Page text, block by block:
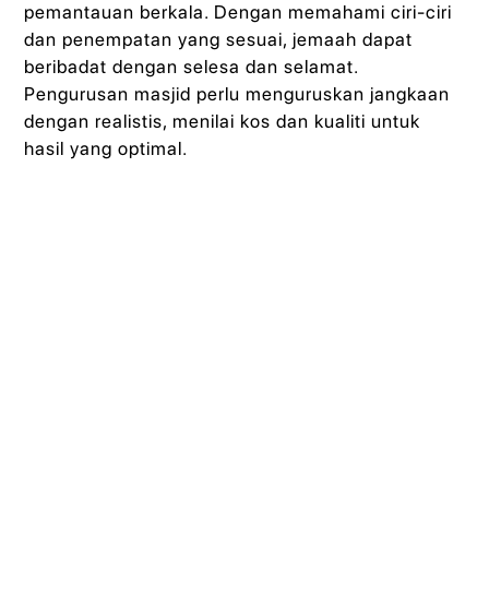
pemantauan berkala. Dengan memahami ciri-ciri
dan penempatan yang sesuai, jemaah dapat
beribadat dengan selesa dan selamat.
Pengurusan masjid perlu menguruskan jangkaan
dengan realistis, menilai kos dan kualiti untuk
hasil yang optimal.